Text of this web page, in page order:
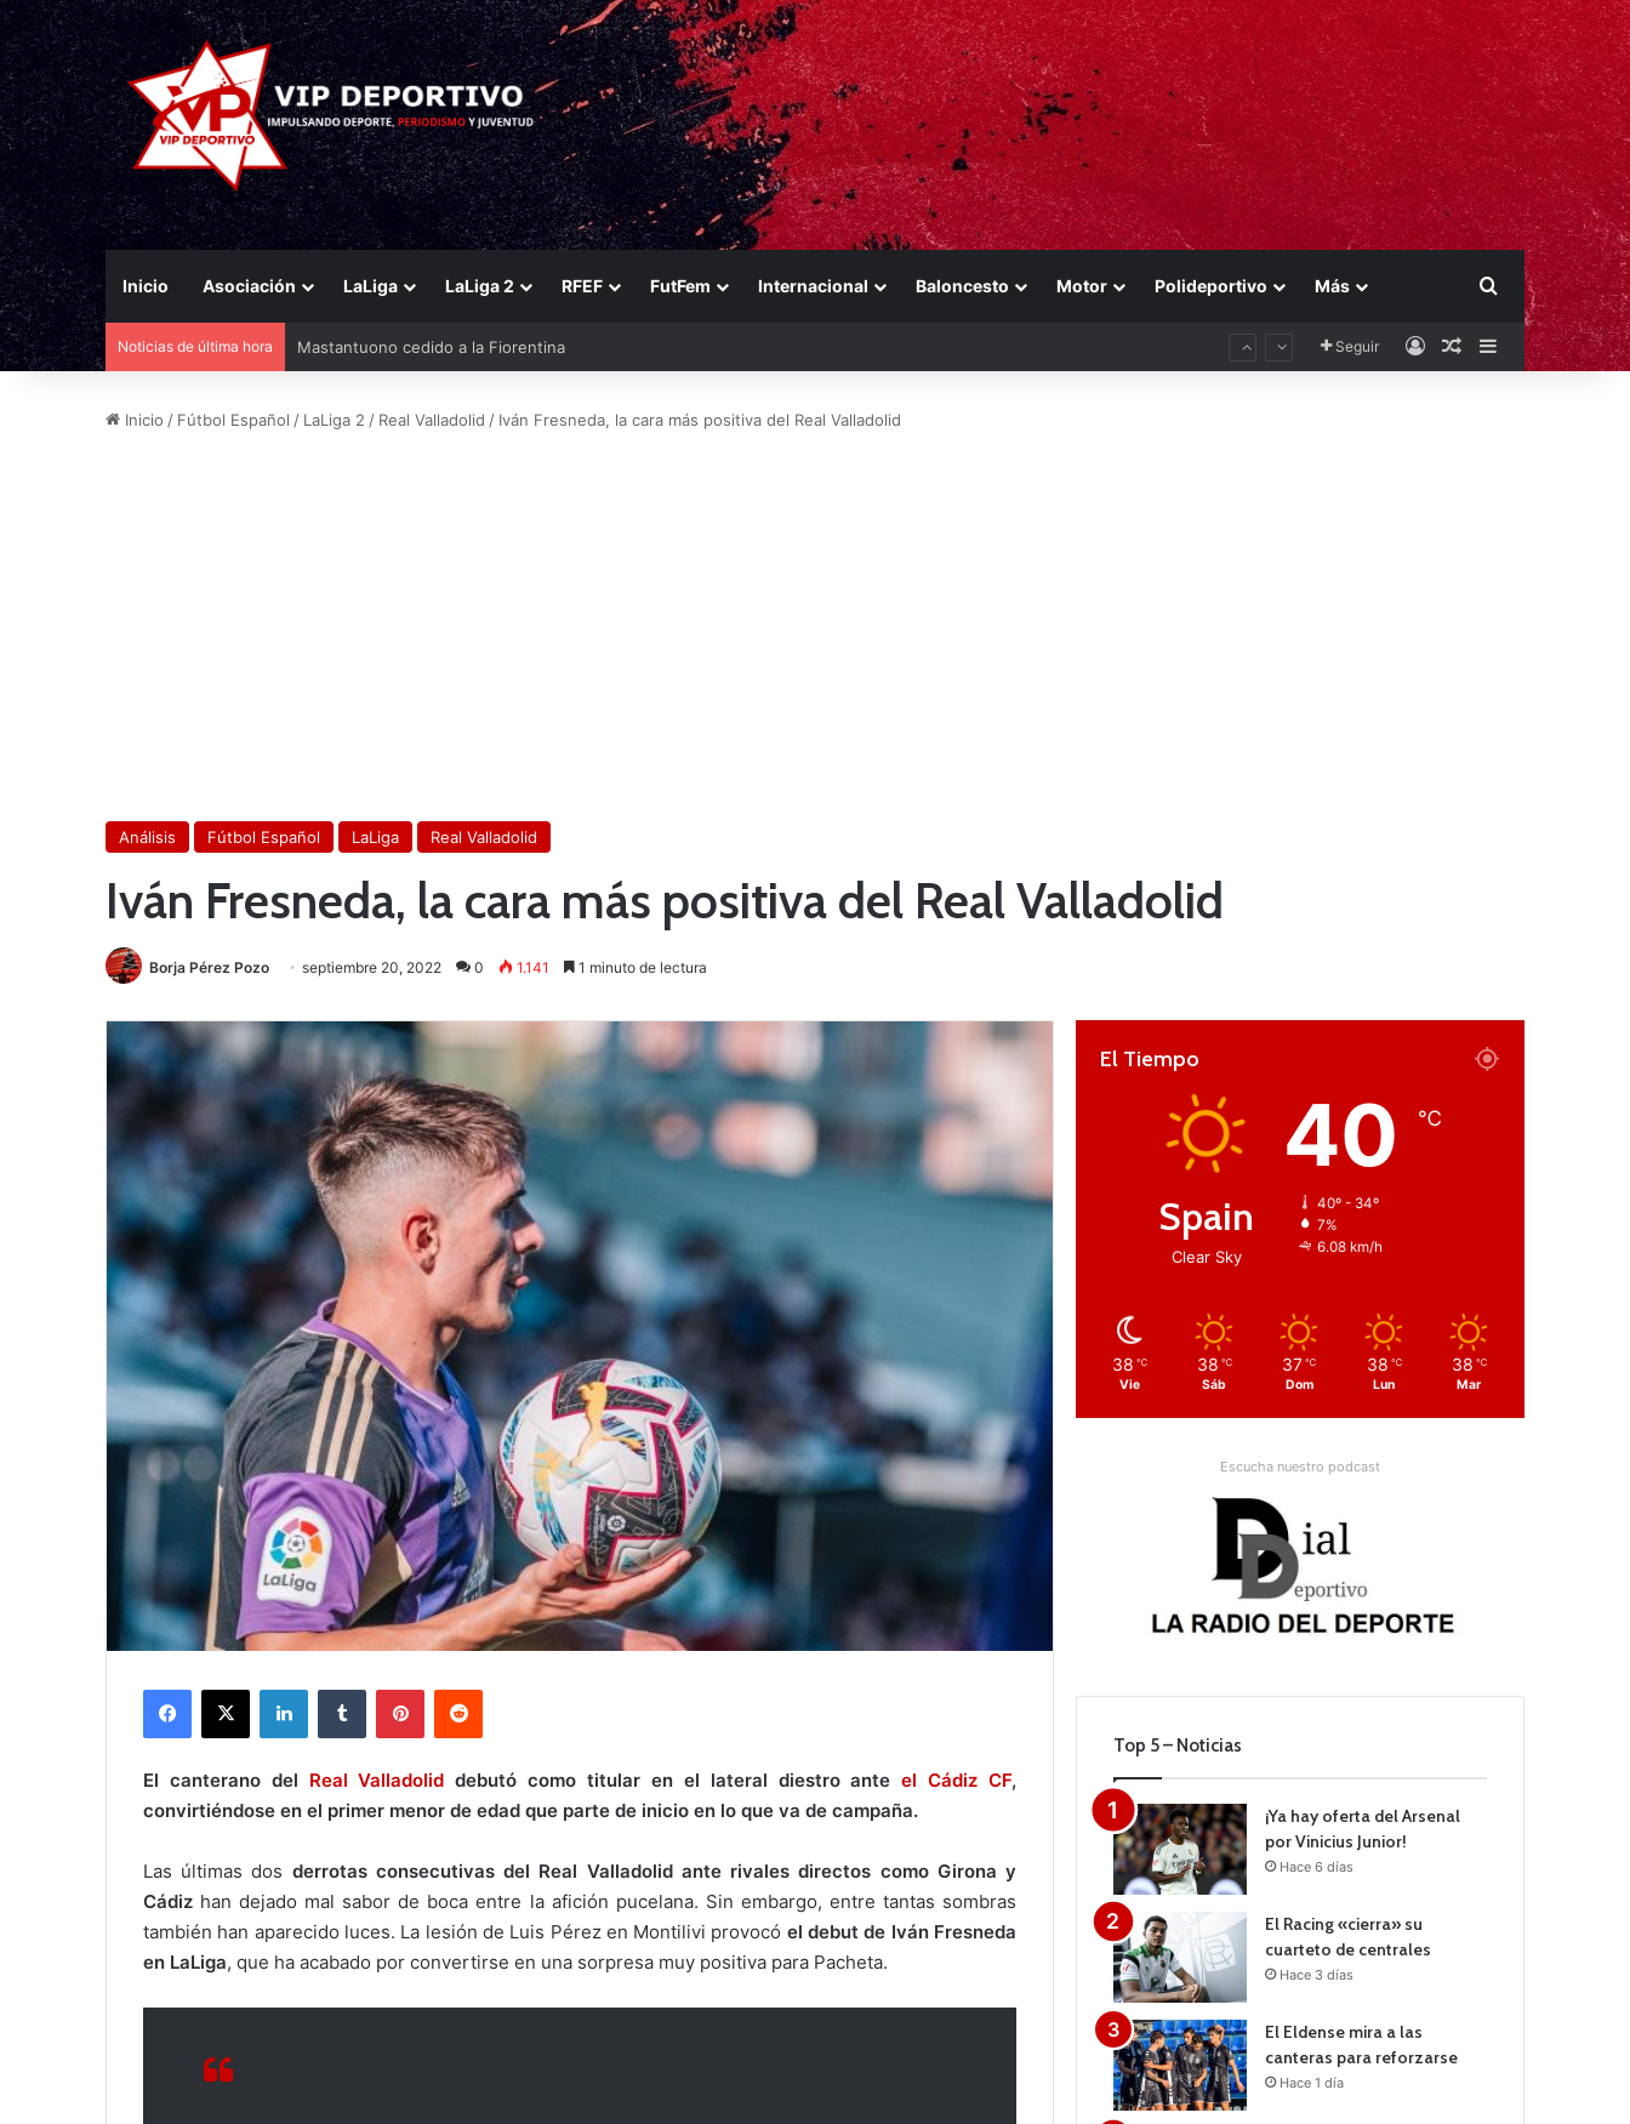
Inicio Asociación LaLiga LaLiga 2 RFEF FutFem Internacional Baloncesto Motor Polideportivo Más Buscar por
Noticias de última hora El Racing mueve ficha por Agirrezabala Seguir AccesoPublicación al
Barra lateral
Inicio / Fútbol Español / LaLiga 2 / Real Valladolid / Iván Fresneda, la cara más positiva del Real Valladolid
Análisis Fútbol Español LaLiga Real Valladolid
Iván Fresneda, la cara más positiva del Real Valladolid
Borja Pérez Pozo septiembre 20, 2022 0 1.141 1 minuto de lectura
El canterano del Real Valladolid debutó como titular en el lateral diestro anteel Cádiz CF,
convirtiéndose en el primer menor de edad que parte de inicio en lo que va de campaña.
Las últimas dos derrotas consecutivas del Real Valladolid ante rivales directos como Girona y
Cádiz han dejado mal sabor de boca entre la afición pucelana. Sin embargo, entre tantas sombras
también han aparecido luces. La lesión de Luis Pérez en Montilivi provocó el debut de Iván Fresneda
en LaLiga, que ha acabado por convertirse en una sorpresa muy positiva para Pacheta.
El Tiempo
Spain
Clear Sky
40 ℃
40º - 34º
7%
6.08 km/h
38 ℃
Vie
38 ℃
Sáb
37 ℃
Dom
38 ℃
Lun
38 ℃
Mar
Escucha nuestro podcast
Top 5 – Noticias
¡Ya hay oferta del Arsenal
por Vinicius Junior!
Hace 6 días
El Racing «cierra» su
cuarteto de centrales
Hace 3 días
El Eldense mira a las
canteras para reforzarse
Hace 1 día